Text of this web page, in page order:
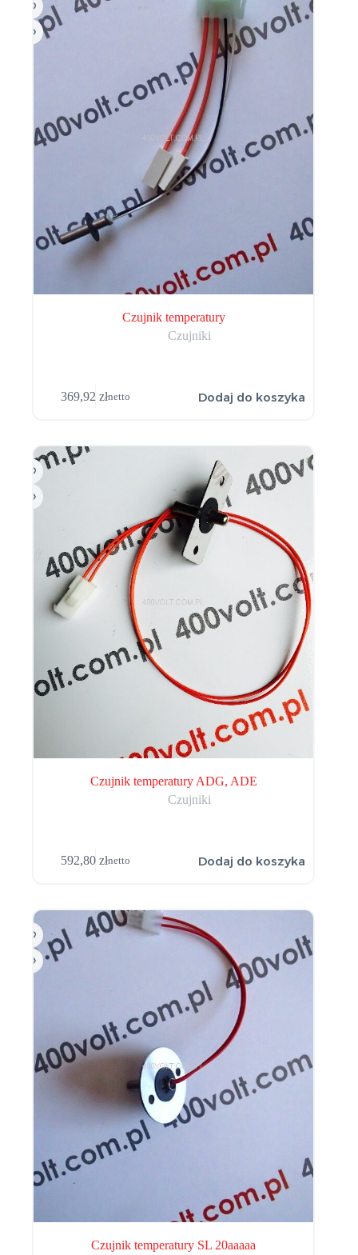
Czujnik temperatury
Czujniki
369,92złnetto Dodaj do koszyka
Czujnik temperatury ADG, ADE
Czujniki
592,80złnetto Dodaj do koszyka
Czujnik temperatury SL 20aaaaa